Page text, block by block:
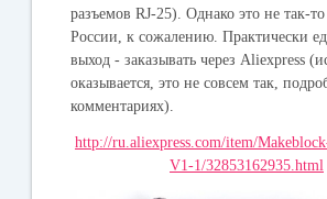
разъемов RJ-25). Однако это не так-
России, к сожалению. Практически
выход - заказывать через Aliexpress
оказывается, это не совсем так,
комментариях).
http://ru.aliexpress.com/item/
V1-1/32853162935.html